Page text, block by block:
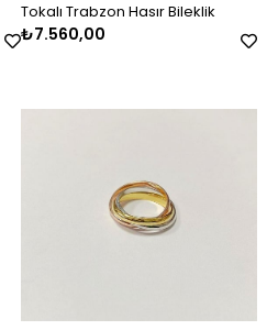
Erkek Gümüş Kazaziye Tesbih
Kadın Gümüş Mineli Kolye
Kadın Gümüş Gold Taşlı Markiz
Tokalı Trabzon Hasır Bileklik
₺7.560,00